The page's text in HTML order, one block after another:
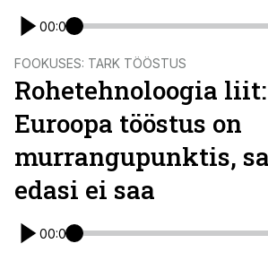
00:00
FOOKUSES: TARK TÖÖSTUS
Rohetehnoloogia
Euroopa tööstus on
murrangupunktis,
edasi ei saa
00:00